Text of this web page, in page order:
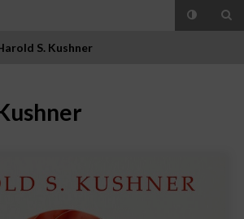
S. Kushner